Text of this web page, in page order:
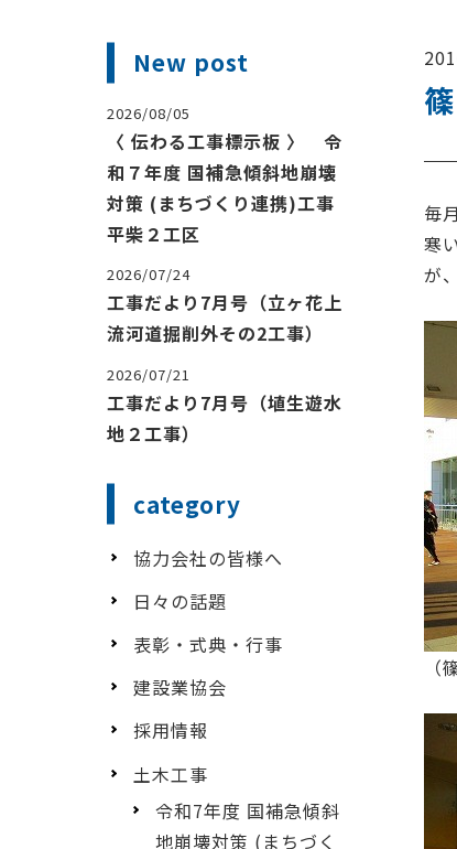
毎
寒
が
New post
2026/08/05
〈 伝わる工事標示板 〉 令
和７年度 国補急傾斜地崩壊
対策 (まちづくり連携)工事
平柴２工区
2026/07/24
工事だより7月号（立ヶ花上
流河道掘削外その2工事）
2026/07/21
工事だより7月号（埴生遊水
地２工事）
category
協力会社の皆様へ
日々の話題
表彰・式典・行事
建設業協会
採用情報
土木工事
令和7年度 国補急傾斜
地崩壊対策 (まちづく